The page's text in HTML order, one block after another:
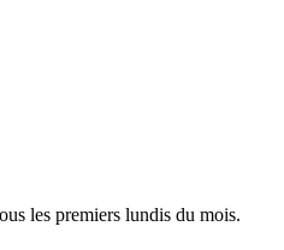
les premiers lundis du mois.